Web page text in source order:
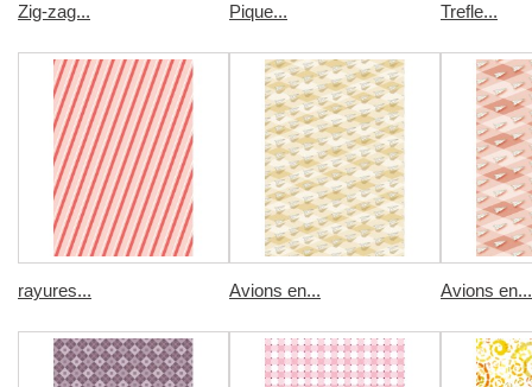
Zig-zag... Pique... Trefle...
rayures... Avions en... Avions en...